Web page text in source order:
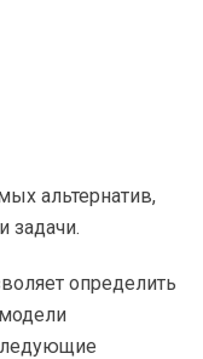
альтернатив,
задачи.
определить